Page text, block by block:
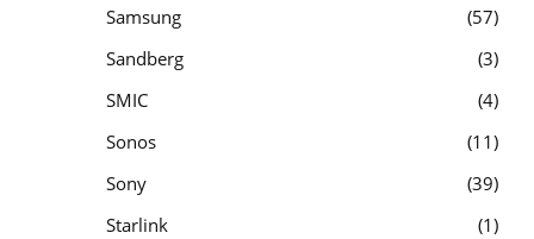
Samsung
57
Sandberg
3
SMIC
4
Sonos
11
Sony
39
Starlink
1